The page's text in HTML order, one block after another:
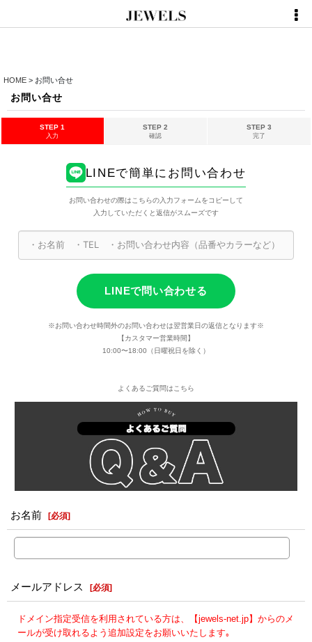
HOME > お問い合せ
お問い合せ
STEP 1
入力
STEP 2
確認
STEP 3
完了
LINEで簡単にお問い合わせ
お問い合わせの際はこちらの入力フォームをコピーして
入力していただくと返信がスムーズです
LINEで問い合わせる
※お問い合わせ時間外のお問い合わせは翌営業日の返信となります※
【カスタマー営業時間】
10:00〜18:00（日曜祝日を除く）
よくあるご質問はこちら
お名前 [必須]
メールアドレス [必須]
ドメイン指定受信を利用されている方は、【jewels-net.jp】からのメ
ールが受け取れるよう追加設定をお願いいたします｡